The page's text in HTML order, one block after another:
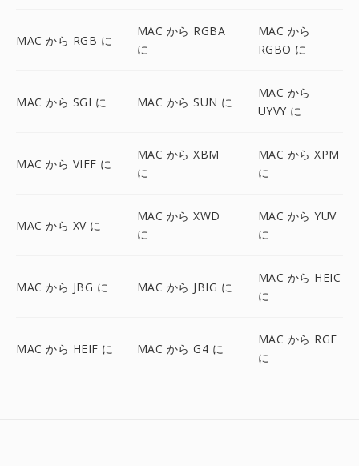
MAC から RGB に
MAC から RGBA
に
MAC から
RGBO に
MAC から SGI に MAC から SUN に
MAC から
UYVY に
MAC から VIFF に
MAC から XBM
に
MAC から XPM
に
MAC から XV に
MAC から XWD
に
MAC から YUV
に
MAC から JBG に MAC から JBIG に
MAC から HEIC
に
MAC から HEIF に MAC から G4 に
MAC から RGF
に